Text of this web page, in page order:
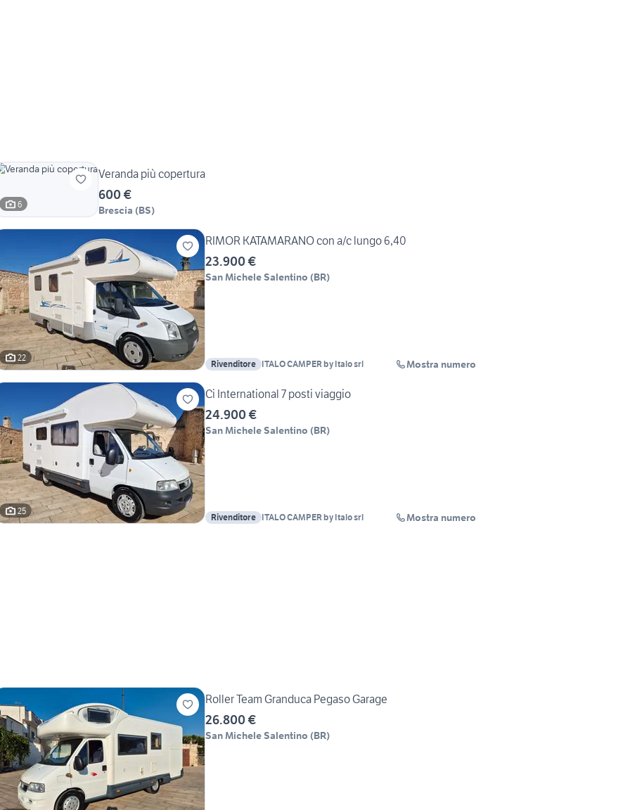
6
Veranda più copertura
600 €
Brescia (BS)
22
RIMOR KATAMARANO con a/c lungo 6,40
23.900 €
San Michele Salentino (BR)
Rivenditore ITALO CAMPER by Italo srl Mostra numero
25
Ci International 7 posti viaggio
24.900 €
San Michele Salentino (BR)
Rivenditore ITALO CAMPER by Italo srl Mostra numero
Roller Team Granduca Pegaso Garage
26.800 €
San Michele Salentino (BR)